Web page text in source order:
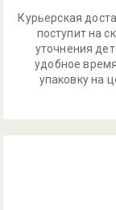
Курьерская
поступит на
уточнения
удобное
упаковку на